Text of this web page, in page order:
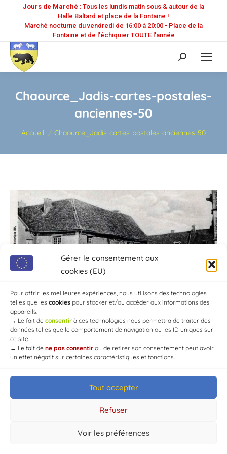
Gérer le consentement aux
cookies (EU)
Pour offrir les meilleures expériences, nous utilisons des technologies
telles que les cookies pour stocker et/ou accéder aux informations des
appareils.
→ Le fait de consentir à ces technologies nous permettra de traiter des
données telles que le comportement de navigation ou les ID uniques sur
ce site.
→ Le fait de ne pas consentir ou de retirer son consentement peut avoir
un effet négatif sur certaines caractéristiques et fonctions.
Tout accepter
Refuser
Voir les préférences
Jours de Marché : Tous les lundis matin sous & autour de la
Halle Baltard et place de la Fontaine !
Marché nocturne du vendredi de 16:00 à 20:00 - Place de la
Fontaine et de l'échiquier TOUTE l'année
Recherche
:
Chaource_Jadis-cartes-postales-
anciennes-50
Vous êtes ici :
Accueil Chaource_Jadis-cartes-postales-anciennes-50
© Mairie de Chaource [2004-2024] | Tous droits réservés.
Developed byWEB3-DESIGN